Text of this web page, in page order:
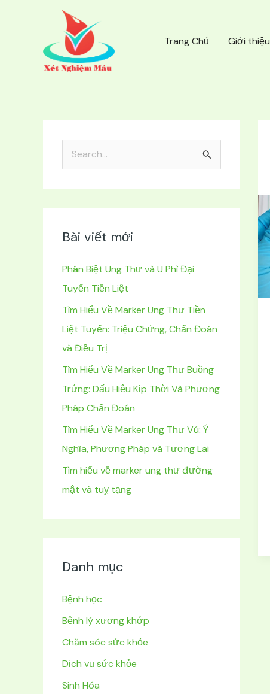
Trang Chủ Giới thiệu
m
Bài viết mới
Phân Biệt Ung Thư và U Phì Đại
Tuyến Tiền Liệt
Tìm Hiểu Về Marker Ung Thư Tiền
Liệt Tuyến: Triệu Chứng, Chẩn Đoán
và Điều Trị
Tìm Hiểu Về Marker Ung Thư Buồng
Trứng: Dấu Hiệu Kịp Thời Và Phương
Pháp Chẩn Đoán
Tìm Hiểu Về Marker Ung Thư Vú: Ý
Nghĩa, Phương Pháp và Tương Lai
Tìm hiểu về marker ung thư đường
mật và tuỵ tạng
Danh mục
Bệnh học
Bệnh lý xương khớp
Chăm sóc sức khỏe
Dịch vụ sức khỏe
Sinh Hóa